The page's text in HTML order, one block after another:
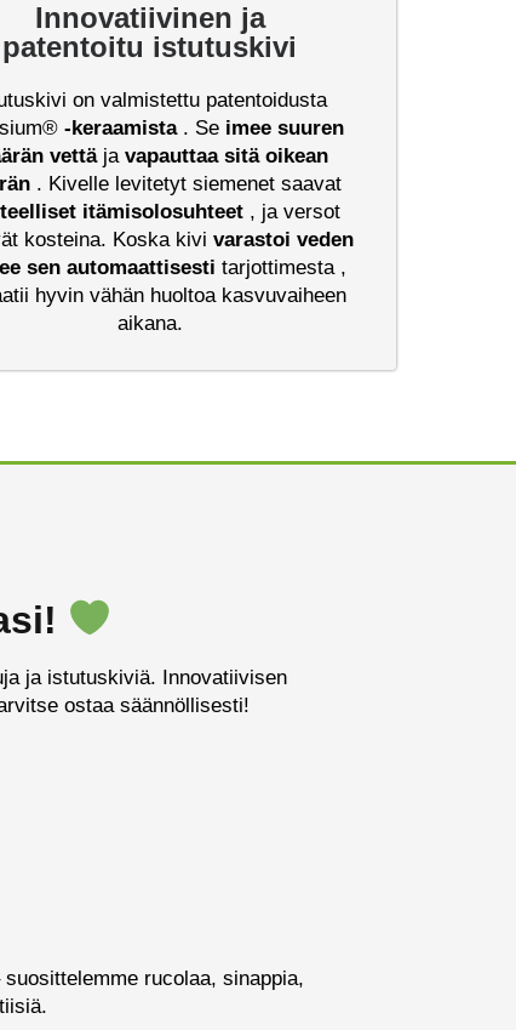
Innovatiivinen ja
patentoitu istutuskivi
on valmistettu patentoidusta
-keraamista. Se imee suuren
vettäja vapauttaa sitä oikean
. Kivelle levitetyt siemenet saavat
itämisolosuhteet , ja versot
kosteina. Koska kivi varastoi veden
sen automaattisesti tarjottimesta ,
hyvin vähän huoltoa kasvuvaiheen
aikana.
ja istutuskiviä. Innovatiivisen
ostaa säännöllisesti!
rucolaa, sinappia,